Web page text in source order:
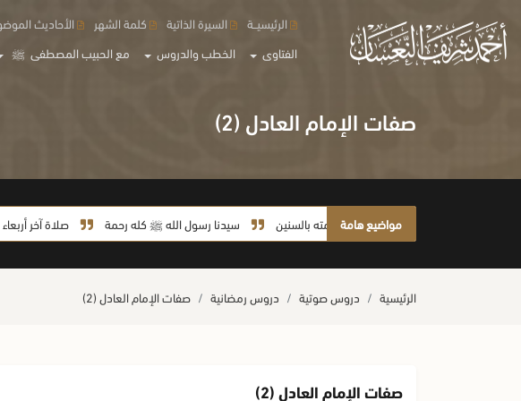
الفتاوى الخطب والدروس مع الحبيب المصطفى ﷺ
الرئيسيــة السيرة الذاتية كلمة الشهر الأحاديث
صفات الإمام العادل (2)
مواضيع هامة
لا يأخذ أمته بالسنين سيدنا رسول الله ﷺ كله رحمة صلاة آخر أربعاء من
الرئيسية دروس صوتية دروس رمضانية صفات الإمام العادل (2)
صفات الإمام العادل (2)